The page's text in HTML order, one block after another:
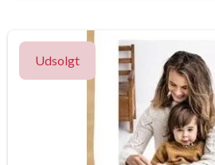
Udsolgt